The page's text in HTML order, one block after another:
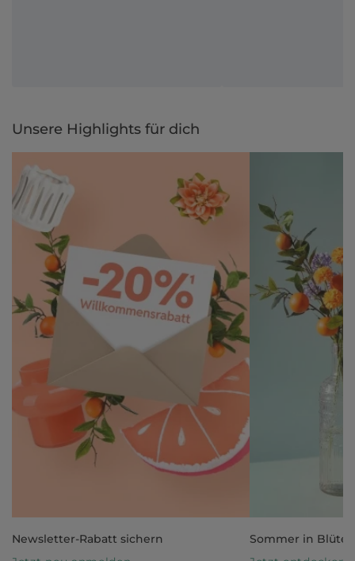
Unsere Highlights für dich
Newsletter-Rabatt sichern
Sommer in Blüte